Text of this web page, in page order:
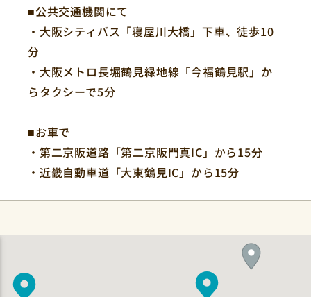
■公共交通機関にて
・大阪シティバス「寝屋川大橋」下車、徒歩10
分
・大阪メトロ長堀鶴見緑地線「今福鶴見駅」か
らタクシーで5分
■お車で
・第二京阪道路「第二京阪門真IC」から15分
・近畿自動車道「大東鶴見IC」から15分